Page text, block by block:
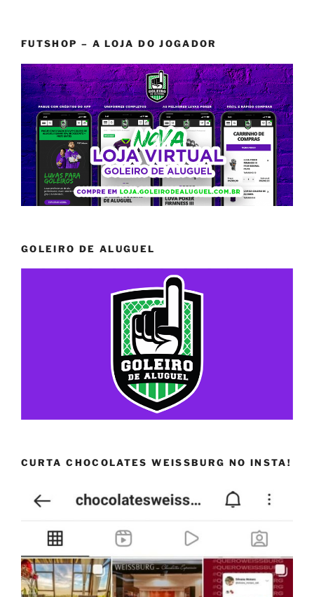
FUTSHOP – A LOJA DO JOGADOR
GOLEIRO DE ALUGUEL
CURTA CHOCOLATES WEISSBURG NO INSTA!